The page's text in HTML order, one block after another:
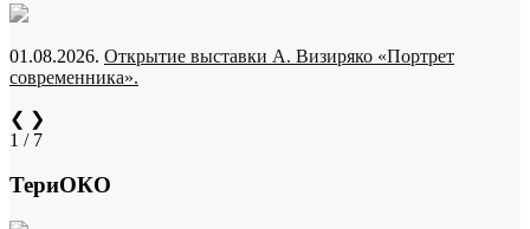
01.08.2026. Открытие выставки А. Визиряко «Портрет
современника».
❮ ❯
1 / 7
ТериОКО